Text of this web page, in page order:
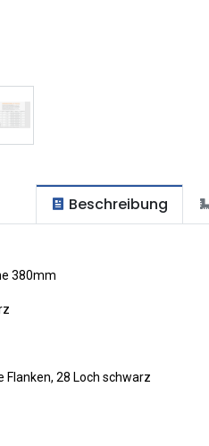
Beschreibung
380mm
Flanken, 28 Loch schwarz